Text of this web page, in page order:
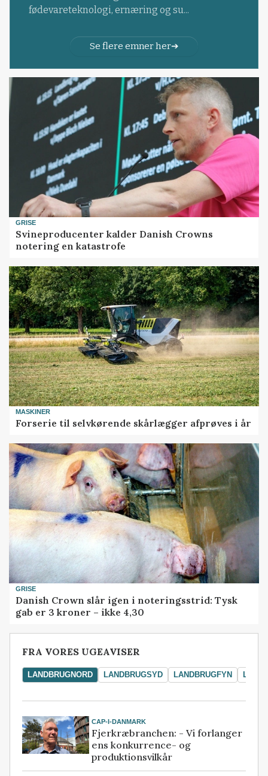
fødevareteknologi, ernæring og su...
Se flere emner her
GRISE
Svineproducenter kalder Danish Crowns
notering en katastrofe
MASKINER
Forserie til selvkørende skårlægger afprøves i år
GRISE
Danish Crown slår igen i noteringsstrid: Tysk
gab er 3 kroner – ikke 4,30
FRA VORES UGEAVISER
LANDBRUGNORD LANDBRUGSYD LANDBRUGFYN
CAP-I-DANMARK
Fjerkræbranchen: - Vi forlanger
ens konkurrence- og
produktionsvilkår